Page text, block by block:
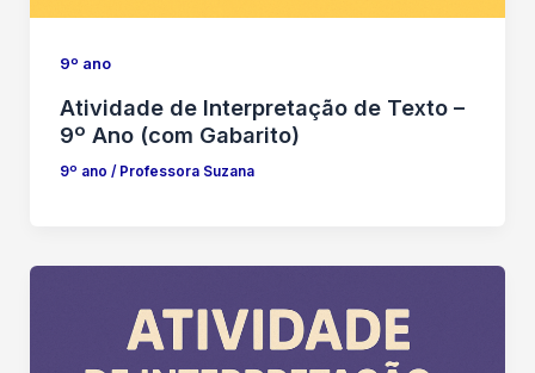
9º ano
Atividade de Interpretação de Texto –
9º Ano (com Gabarito)
9º ano / Professora Suzana